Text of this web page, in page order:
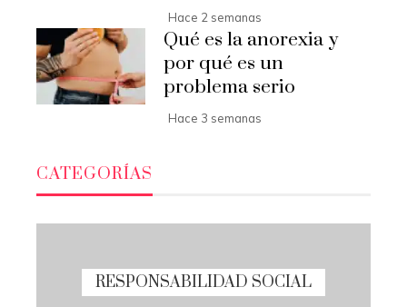
Hace 2 semanas
Qué es la anorexia y
por qué es un
problema serio
Hace 3 semanas
CATEGORÍAS
RESPONSABILIDAD SOCIAL